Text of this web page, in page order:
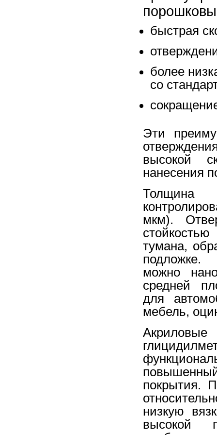
быстрая
более
со
Эти
высокой
нанесения
Толщина
мкм).
тумана,
можно
средней
для
мебель,
покрытия.
низкую
высокой